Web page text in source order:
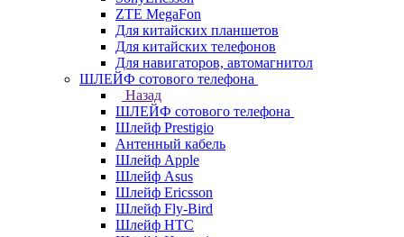
ZTE MegaFon
Для китайских планшетов
Для китайских телефонов
Для навигаторов, автомагнитол
ШЛЕЙФ сотового телефона
Назад
ШЛЕЙФ сотового телефона
Шлейф Prestigio
Антенный кабель
Шлейф Apple
Шлейф Asus
Шлейф Ericsson
Шлейф Fly-Bird
Шлейф HTC